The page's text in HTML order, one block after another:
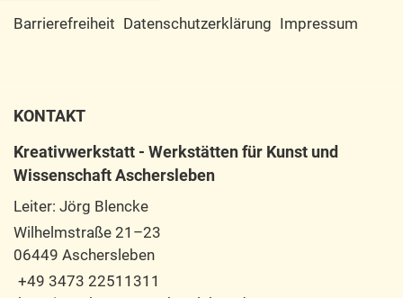
Barrierefreiheit Datenschutzerklärung Impressum
KONTAKT
Kreativwerkstatt - Werkstätten für Kunst und
Wissenschaft Aschersleben
Leiter: Jörg Blencke
Wilhelmstraße 21–23
06449 Aschersleben
+49 3473 22511311